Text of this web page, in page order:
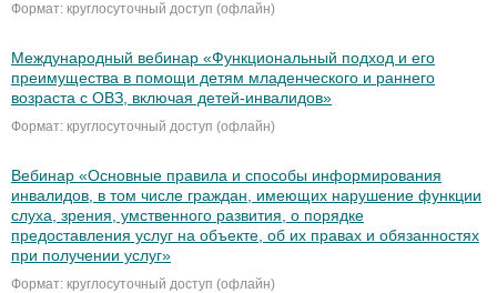
Формат: круглосуточный доступ (офлайн)
Международный вебинар «Функциональный подход и его
преимущества в помощи детям младенческого и раннего
возраста с ОВЗ, включая детей-инвалидов»
Формат: круглосуточный доступ (офлайн)
Вебинар «Основные правила и способы информирования
инвалидов, в том числе граждан, имеющих нарушение функции
слуха, зрения, умственного развития, о порядке
предоставления услуг на объекте, об их правах и обязанностях
при получении услуг»
Формат: круглосуточный доступ (офлайн)